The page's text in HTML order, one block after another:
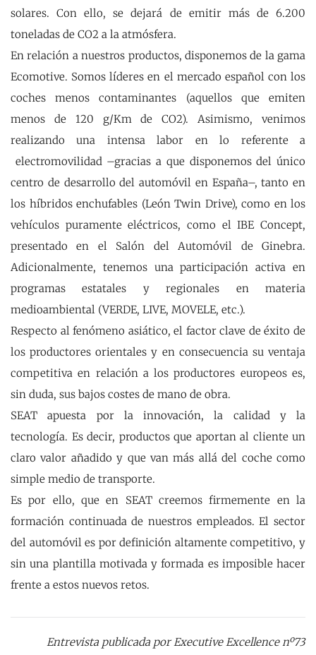
solares. Con ello, se dejará de emitir más de 6.200
toneladas de CO2 a la atmósfera.
En relación a nuestros productos, disponemos de la gama
Ecomotive. Somos líderes en el mercado español con los
coches menos contaminantes (aquellos que emiten
menos de 120 g/Km de CO2). Asimismo, venimos
realizando una intensa labor en lo referente a
electromovilidad –gracias a que disponemos del único
centro de desarrollo del automóvil en España–, tanto en
los híbridos enchufables (León Twin Drive), como en los
vehículos puramente eléctricos, como el IBE Concept,
presentado en el Salón del Automóvil de Ginebra.
Adicionalmente, tenemos una participación activa en
programas estatales y regionales en materia
medioambiental (VERDE, LIVE, MOVELE, etc.).
Respecto al fenómeno asiático, el factor clave de éxito de
los productores orientales y en consecuencia su ventaja
competitiva en relación a los productores europeos es,
sin duda, sus bajos costes de mano de obra.
SEAT apuesta por la innovación, la calidad y la
tecnología. Es decir, productos que aportan al cliente un
claro valor añadido y que van más allá del coche como
simple medio de transporte.
Es por ello, que en SEAT creemos firmemente en la
formación continuada de nuestros empleados. El sector
del automóvil es por definición altamente competitivo, y
sin una plantilla motivada y formada es imposible hacer
frente a estos nuevos retos.
Entrevista publicada por Executive Excellence nº73